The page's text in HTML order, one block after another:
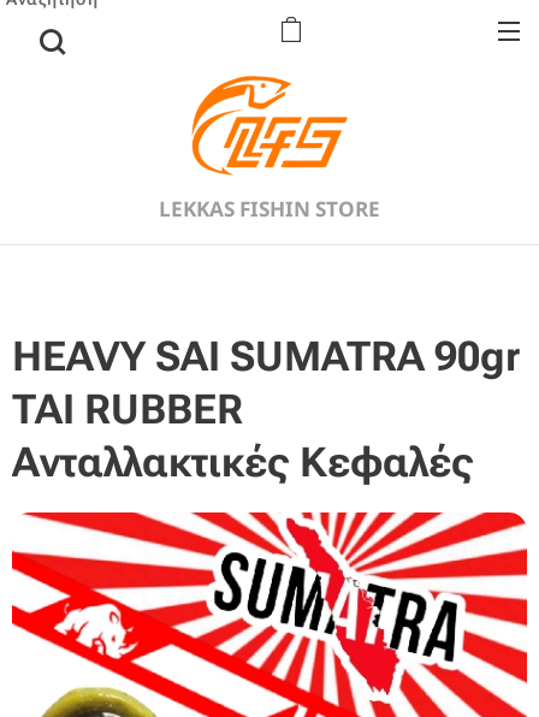
LEKKAS FISHIN STORE
HEAVY SAI SUMATRA 90gr
TAI RUBBER
Ανταλλακτικές Kεφαλές